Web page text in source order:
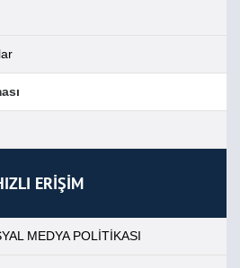
ERİŞİM
MEDYA POLİTİKASI